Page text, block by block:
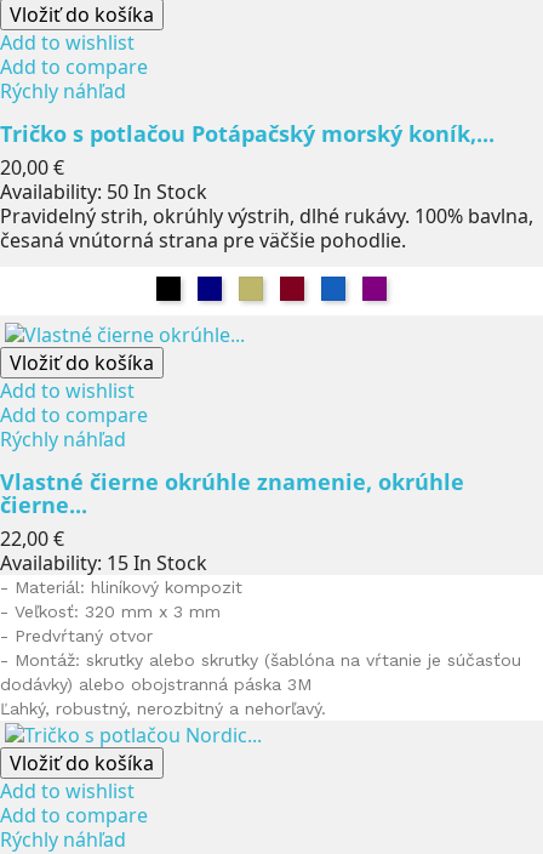
Vložiť do košíka
Add to wishlist
Add to compare
Rýchly náhľad
Tričko s potlačou Potápačský morský koník,...
Cena
20,00 €
Availability: 50 In Stock
Pravidelný strih, okrúhly výstrih, dlhé rukávy. 100% bavlna,
česaná vnútorná strana pre väčšie pohodlie.
Vložiť do košíka
Add to wishlist
Add to compare
Rýchly náhľad
Vlastné čierne okrúhle znamenie, okrúhle
čierne...
Cena
22,00 €
Availability: 15 In Stock
- Materiál: hliníkový kompozit
- Veľkosť: 320 mm x 3 mm
- Predvŕtaný otvor
- Montáž: skrutky alebo skrutky (šablóna na vŕtanie je súčasťou
dodávky) alebo obojstranná páska 3M
Ľahký, robustný, nerozbitný a nehorľavý.
Vložiť do košíka
Add to wishlist
Add to compare
Rýchly náhľad